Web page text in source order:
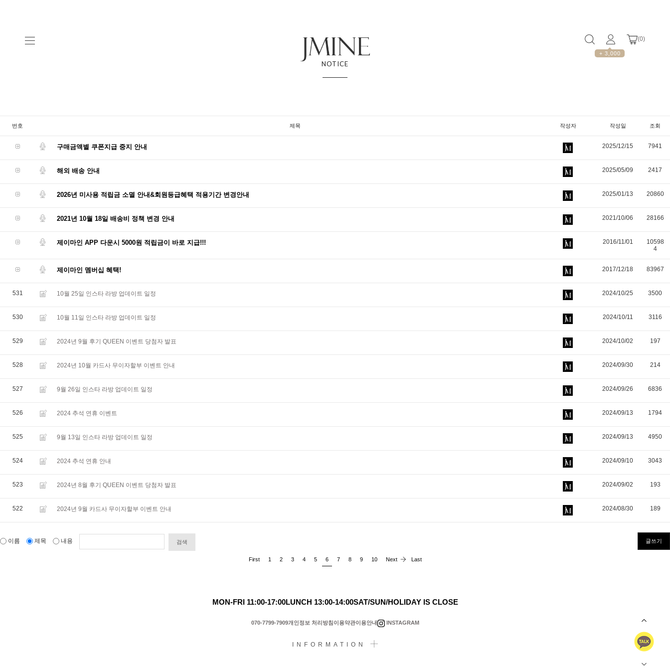
+ 3,000
(0)
NOTICE
번호 제목 작성자 작성일 조회
구매금액별 쿠폰지급 중지 안내 2025/12/15 7941
해외 배송 안내 2025/05/09 2417
2026년 미사용 적립금 소멸 안내&회원등급혜택 적용기간 변경안내 2025/01/13 20860
2021년 10월 18일 배송비 정책 변경 안내 2021/10/06 28166
제이마인 APP 다운시 5000원 적립금이 바로 지급!!! 2016/11/01
10598
4
제이마인 멤버십 혜택! 2017/12/18 83967
531 10월 25일 인스타 라방 업데이트 일정 2024/10/25 3500
530 10월 11일 인스타 라방 업데이트 일정 2024/10/11 3116
529 2024년 9월 후기 QUEEN 이벤트 당첨자 발표 2024/10/02 197
528 2024년 10월 카드사 무이자할부 이벤트 안내 2024/09/30 214
527 9월 26일 인스타 라방 업데이트 일정 2024/09/26 6836
526 2024 추석 연휴 이벤트 2024/09/13 1794
525 9월 13일 인스타 라방 업데이트 일정 2024/09/13 4950
524 2024 추석 연휴 안내 2024/09/10 3043
523 2024년 8월 후기 QUEEN 이벤트 당첨자 발표 2024/09/02 193
522 2024년 9월 카드사 무이자할부 이벤트 안내 2024/08/30 189
이름 제목 내용 검색 글쓰기
First 1 2 3 4 5 6 7 8 9 10 Next Last
MON-FRI 11:00-17:00LUNCH 13:00-14:00SAT/SUN/HOLIDAY IS CLOSE
070-7799-7909개인정보 처리방침 이용약관이용안내 INSTAGRAM
INFORMATION